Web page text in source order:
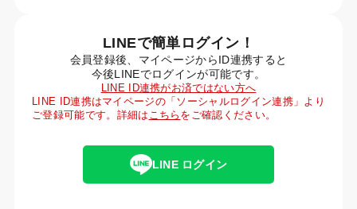
LINEで簡単ログイン！
会員登録後、マイページからID連携すると
今後LINEでログインが可能です。
LINE ID連携がお済ではない方へ
LINE ID連携はマイページの「ソーシャルログイン連携」より
ご登録可能です。詳細は こちら をご確認ください。
LINE ログイン